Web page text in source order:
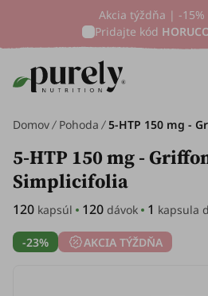
Akcia týždňa | -15%
Pridajte kód
Domov Pohoda
5-HTP 150 mg -
Simplicifolia
120 kapsúl 120 dávok 1 kapsula
-23% AKCIA TÝŽDŇA